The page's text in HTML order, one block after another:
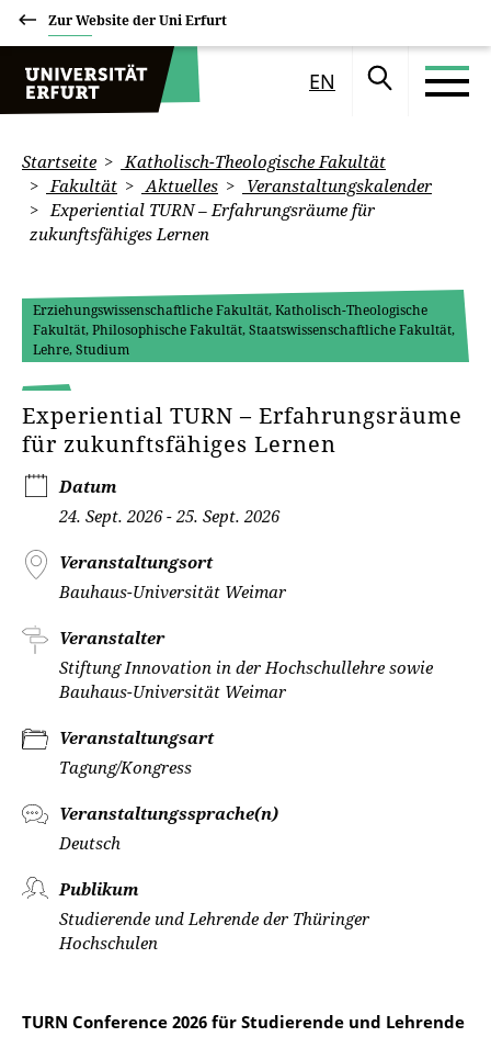
Zur Website der Uni Erfurt
EN
Startseite
Katholisch-Theologische Fakultät
Fakultät
Aktuelles
Veranstaltungskalender
Experiential TURN – Erfahrungsräume für
zukunftsfähiges Lernen
Erziehungswissenschaftliche Fakultät, Katholisch-Theologische
Fakultät, Philosophische Fakultät, Staatswissenschaftliche Fakultät,
Lehre, Studium
Experiential TURN – Erfahrungsräume
für zukunftsfähiges Lernen
Datum
24. Sept. 2026 - 25. Sept. 2026
Veranstaltungsort
Bauhaus-Universität Weimar
Veranstalter
Stiftung Innovation in der Hochschullehre sowie
Bauhaus-Universität Weimar
Veranstaltungsart
Tagung/Kongress
Veranstaltungssprache(n)
Deutsch
Publikum
Studierende und Lehrende der Thüringer
Hochschulen
TURN Conference 2026 für Studierende und Lehrende